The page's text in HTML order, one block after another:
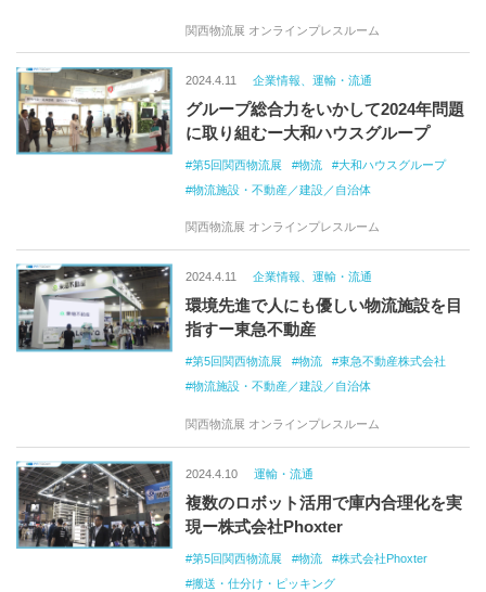
関西物流展 オンラインプレスルーム
2024.4.11 企業情報、運輸・流通
グループ総合力をいかして2024年問題
に取り組むー大和ハウスグループ
第5回関西物流展 物流
大和ハウスグループ
物流施設・不動産／建設／自治体
関西物流展 オンラインプレスルーム
2024.4.11 企業情報、運輸・流通
環境先進で人にも優しい物流施設を目
指すー東急不動産
第5回関西物流展 物流
東急不動産株式会社
物流施設・不動産／建設／自治体
関西物流展 オンラインプレスルーム
2024.4.10 運輸・流通
複数のロボット活用で庫内合理化を実
現ー株式会社Phoxter
第5回関西物流展 物流
株式会社Phoxter
搬送・仕分け・ピッキング